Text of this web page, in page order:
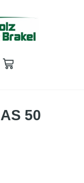
50